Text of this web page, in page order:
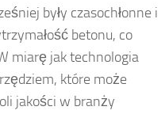
były czasochłonne i
betonu, co
miarę jak technologia
które może
jakości w branży